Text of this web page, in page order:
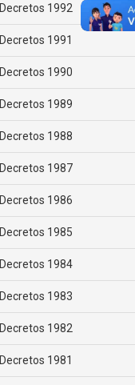
Decretos 1992
Decretos 1991
Decretos 1990
Decretos 1989
Decretos 1988
Decretos 1987
Decretos 1986
Decretos 1985
Decretos 1984
Decretos 1983
Decretos 1982
Decretos 1981